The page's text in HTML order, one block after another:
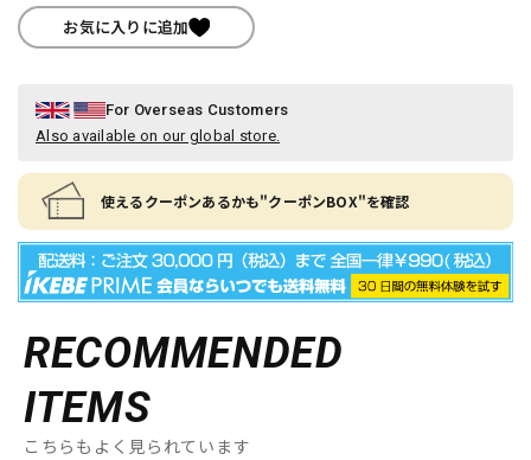
お気に入りに追加
For Overseas Customers
Also available on our global store.
使えるクーポンあるかも"クーポンBOX"を確認
RECOMMENDED
ITEMS
こちらもよく見られています